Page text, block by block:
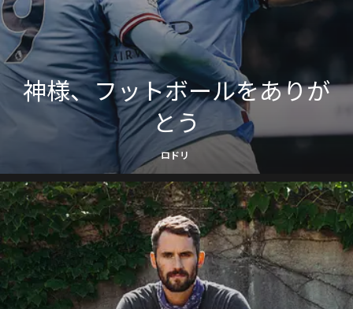
神様、フットボールをありが
とう
ロドリ